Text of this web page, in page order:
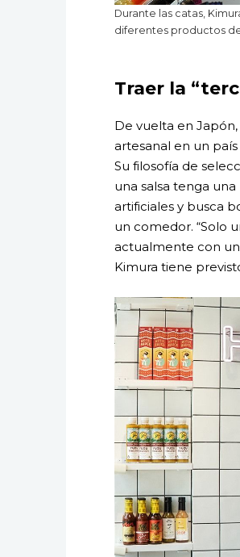
Durante las catas,
diferentes productos
Traer la
De vuelta en
artesanal en un
Su filosofía de
una salsa tenga
artificiales y busca
un comedor. “Solo
actualmente con
Kimura tiene